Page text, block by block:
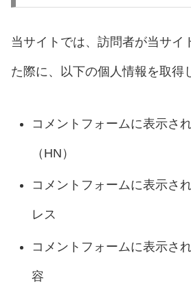
当サイトでは、訪問者が当サイ
た際に、以下の個人情報を取得
コメントフォームに表示さ
（HN）
コメントフォームに表示さ
レス
コメントフォームに表示さ
容